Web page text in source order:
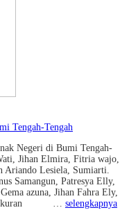
Tengah-Tengah
di Bumi Tengah-
Jihan Elmira, Fitria wajo,
Ariando Lesiela, Sumiarti.
Samangun, Patresya Elly,
azuna, Jihan Fahra Ely,
Ukuran … selengkapnya